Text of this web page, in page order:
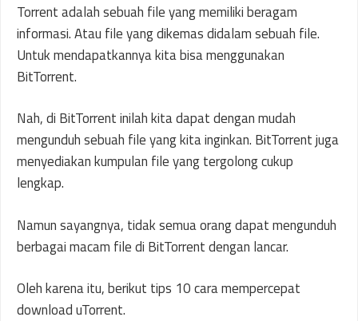
Torrent adalah sebuah file yang memiliki beragam
informasi. Atau file yang dikemas didalam sebuah file.
Untuk mendapatkannya kita bisa menggunakan
BitTorrent.
Nah, di BitTorrent inilah kita dapat dengan mudah
mengunduh sebuah file yang kita inginkan. BitTorrent juga
menyediakan kumpulan file yang tergolong cukup
lengkap.
Namun sayangnya, tidak semua orang dapat mengunduh
berbagai macam file di BitTorrent dengan lancar.
Oleh karena itu, berikut tips 10 cara mempercepat
download uTorrent.